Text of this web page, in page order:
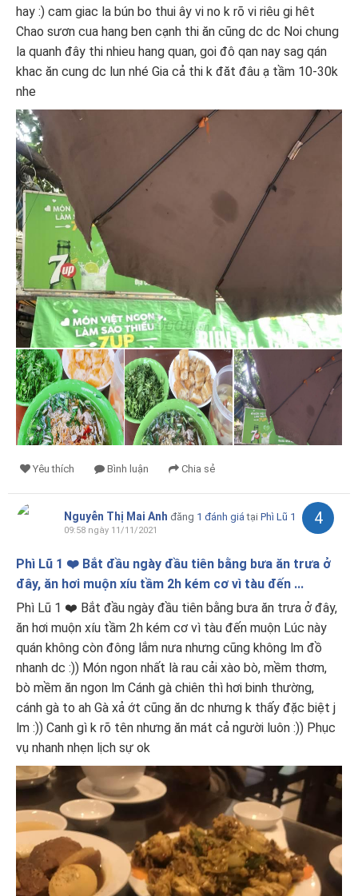
hay :) cam giac la bún bo thui ây vi no k rõ vi riêu gi hêt
Chao sươn cua hang ben cạnh thi ăn cũng dc dc Noi chung
la quanh đây thi nhieu hang quan, goi đô qan nay sag qán
khac ăn cung dc lun nhé Gia cả thi k đăt đâu ạ tầm 10-30k
nhe
Yêu thích Bình luận Chia sẻ
Nguyễn Thị Mai Anh đăng 1 đánh giá tại Phì Lũ 1
09:58 ngày 11/11/2021
4
Phì Lũ 1 ❤️ Bắt đầu ngày đầu tiên bằng bưa ăn trưa ở
đây, ăn hơi muộn xíu tầm 2h kém cơ vì tàu đến ...
Phì Lũ 1 ❤️ Bắt đầu ngày đầu tiên bằng bưa ăn trưa ở đây,
ăn hơi muộn xíu tầm 2h kém cơ vì tàu đến muộn Lúc này
quán không còn đông lắm nưa nhưng cũng không lm đồ
nhanh dc :)) Món ngon nhất là rau cải xào bò, mềm thơm,
bò mềm ăn ngon lm Cánh gà chiên thì hơi binh thường,
cánh gà to ah Gà xả ớt cũng ăn dc nhưng k thấy đặc biệt j
lm :)) Canh gì k rõ tên nhưng ăn mát cả người luôn :)) Phục
vụ nhanh nhẹn lịch sự ok